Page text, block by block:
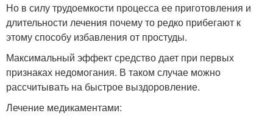
Но в силу трудоемкости процесса ее приготовления и
длительности лечения почему то редко прибегают к
этому способу избавления от простуды.
Максимальный эффект средство дает при первых
признаках недомогания. В таком случае можно
рассчитывать на быстрое выздоровление.
Лечение медикаментами: